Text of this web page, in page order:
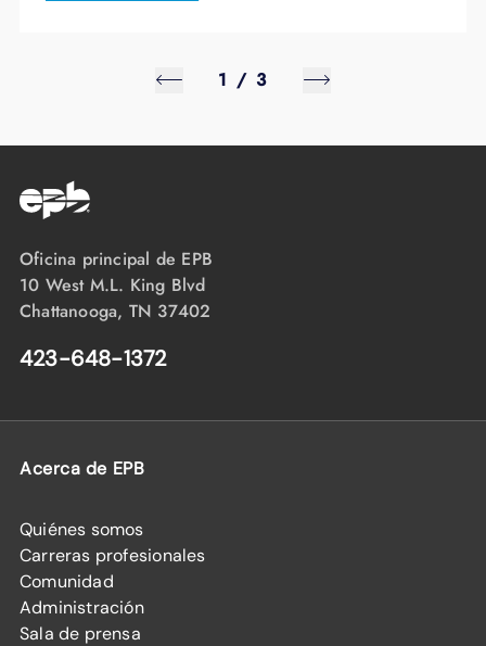
1 / 3
Oficina principal de EPB
10 West M.L. King Blvd
Chattanooga, TN 37402
423-648-1372
Acerca de EPB
Quiénes somos
Carreras profesionales
Comunidad
Administración
Sala de prensa